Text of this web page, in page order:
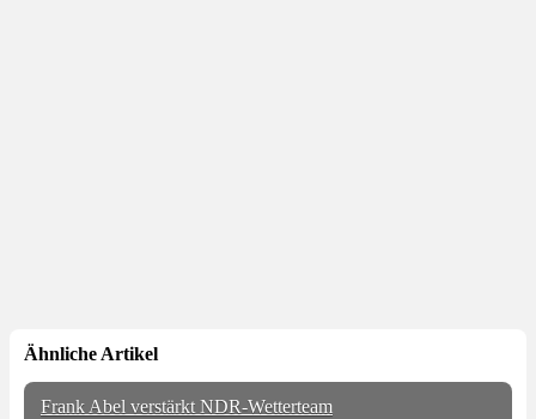
Ähnliche Artikel
Frank Abel verstärkt NDR-Wetterteam